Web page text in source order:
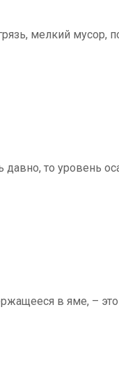
мелкий мусор,
давно, то уровень
в яме, –